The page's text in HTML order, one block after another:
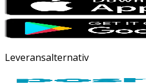
Leveransalternativ